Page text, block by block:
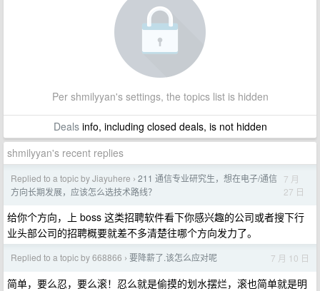
Per shmilyyan's settings, the topics list is hidden
Dealsinfo, including closed deals, is not hidden
shmilyyan's recent replies
Replied to a topic by Jiayuhere › 211 通信专业研究生，想在电子/通信
方向长期发展，应该怎么选技术路线？
7 月
27 日
给你个方向，上 boss 这类招聘软件看下你感兴趣的公司或者搜下行
业头部公司的招聘概要就差不多清楚往哪个方向发力了。
Replied to a topic by 668866 › 要降薪了.该怎么应对呢 7 月 10 日
简单，要么忍，要么滚！忍么就是偷摸的划水摆烂，滚也简单就是明